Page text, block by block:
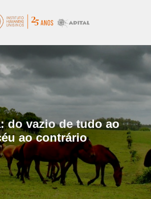
do vazio de tudo ao
ao contrário